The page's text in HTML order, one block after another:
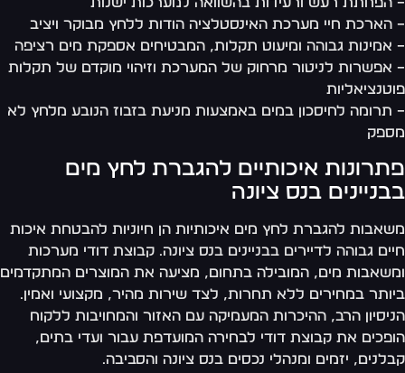
הארכת חיי מערכת האינסטלציה הודות ללחץ מבוקר ויציב
אמינות גבוהה ומיעוט תקלות, המבטיחים אספקת מים רציפה
אפשרות לניטור מרחוק של המערכת וזיהוי מוקדם של תקלות
תרומה לחיסכון במים באמצעות מניעת בזבוז הנובע מלחץ לא
איכותיים להגברת לחץ מים
בנס ציונה
להגברת לחץ מים איכותיות הן חיוניות להבטחת איכות
גבוהה לדיירים בבניינים בנס ציונה. קבוצת דודי מערכות
מים, המובילה בתחום, מציעה את המוצרים המתקדמים
במחירים ללא תחרות, לצד שירות מהיר, מקצועי ואמין.
הרב, ההיכרות המעמיקה עם האזור והמחויבות ללקוח
את קבוצת דודי לבחירה המועדפת עבור ועדי בתים,
יזמים ומנהלי נכסים בנס ציונה והסביבה.